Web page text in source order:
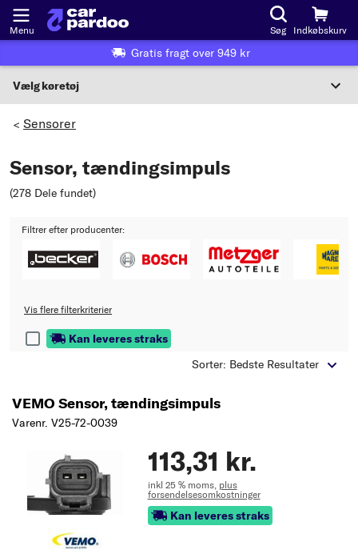
Menu Søg Indkøbskurv
Gratis fragt over 949 kr
Vælg køretøj
Vælg model
> Sensorer
Sensor, tændingsimpuls
(278 Dele fundet)
Filtrer efter producenter:
Vis flere filterkriterier
Kan leveres straks
Sorter: Bedste Resultater
VEMO Sensor, tændingsimpuls
Varenr. V25-72-0039
113,31 kr.
inkl 25 % moms, plus
forsendelsesomkostninger
Kan leveres straks